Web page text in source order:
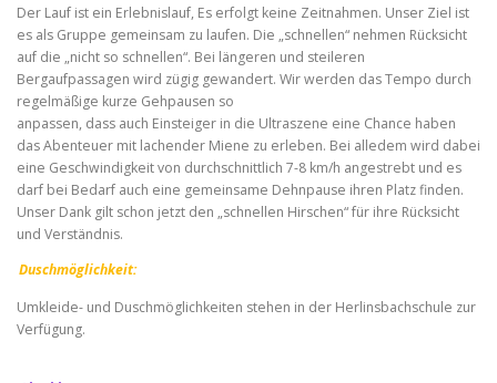
Der Lauf ist ein Erlebnislauf, Es erfolgt keine Zeitnahmen. Unser Ziel ist
es als Gruppe gemeinsam zu laufen. Die „schnellen“ nehmen Rücksicht
auf die „nicht so schnellen“. Bei längeren und steileren
Bergaufpassagen wird zügig gewandert. Wir werden das Tempo durch
regelmäßige kurze Gehpausen so
anpassen, dass auch Einsteiger in die Ultraszene eine Chance haben
das Abenteuer mit lachender Miene zu erleben. Bei alledem wird dabei
eine Geschwindigkeit von durchschnittlich 7-8 km/h angestrebt und es
darf bei Bedarf auch eine gemeinsame Dehnpause ihren Platz finden.
Unser Dank gilt schon jetzt den „schnellen Hirschen“ für ihre Rücksicht
und Verständnis.
Duschmöglichkeit:
Umkleide- und Duschmöglichkeiten stehen in der Herlinsbachschule zur
Verfügung.